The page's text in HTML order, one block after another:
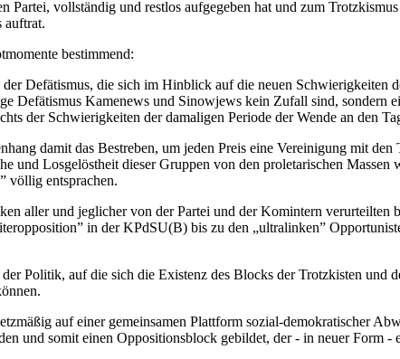
Partei, vollständig und restlos aufgegeben hat und zum
auftrat.
bestimmend:
Defätismus, die sich im Hinblick auf die neuen Schwierigkeiten
Defätismus Kamenews und Sinowjews kein Zufall sind, sondern
der Schwierigkeiten der damaligen Periode der Wende an den
damit das Bestreben, um jeden Preis eine Vereinigung mit
Losgelöstheit dieser Gruppen von den proletarischen Massen
völlig entsprachen.
aller und jeglicher von der Partei und der Komintern verurteilten
in der KPdSU(B) bis zu den „ultralinken”
Politik, auf die sich die Existenz des Blocks der Trotzkisten und
auf einer gemeinsamen Plattform sozial-demokratischer
und somit einen Oppositionsblock gebildet, der - in neuer Form